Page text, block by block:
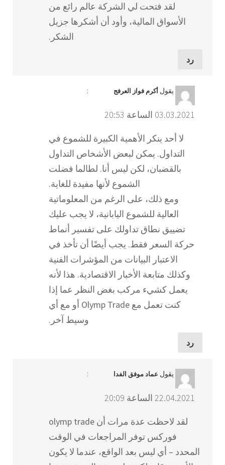
لقد فتحت لي الشركة عالم رائع من
الأسواق المالية، وأود أن أشكرها جزيل
الشكر.
رد
يقول أكرم فواز العرفج :
03.03.2021 الساعة 20:53
لا أحد ينكر الأهمية الكبيرة للشموع في
التداول. يمكن لبعض الأشخاص التداول
بالقضبان، لكن ليس أنا. لطالما فضلت
الشموع لأنها مفيدة للغاية.
ومع ذلك، على الرغم من المعلوماتية
العالية للشموع اليابانية، لا يجب عليك
تضييق نطاق تداولك على تفسير أنماط
حركة السعر فقط. يجب أيضًا أن تأخذ في
الاعتبار البيانات من المؤشرات الفنية
وكذلك متابعة الأخبار الاقتصادية. هذا لأنه
يعمل كشيء مركب بغض النظر عما إذا
كنت تعمل مع Olymp Trade أو مع أي
وسيط آخر.
رد
يقول عماد موفق الفدا :
22.04.2021 الساعة 20:09
لقد لاحظت عدة مرات أن olymp trade
فوركس توفر المراجعات في الوقت
المحدد – أي ليس بعد الواقع، عندما لا يكون